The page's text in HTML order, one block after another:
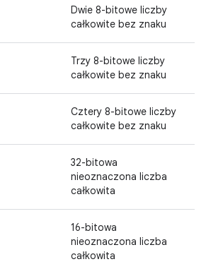
Dwie 8-bitowe liczby
całkowite bez znaku
Trzy 8-bitowe liczby
całkowite bez znaku
Cztery 8-bitowe liczby
całkowite bez znaku
32-bitowa
nieoznaczona liczba
całkowita
16-bitowa
nieoznaczona liczba
całkowita